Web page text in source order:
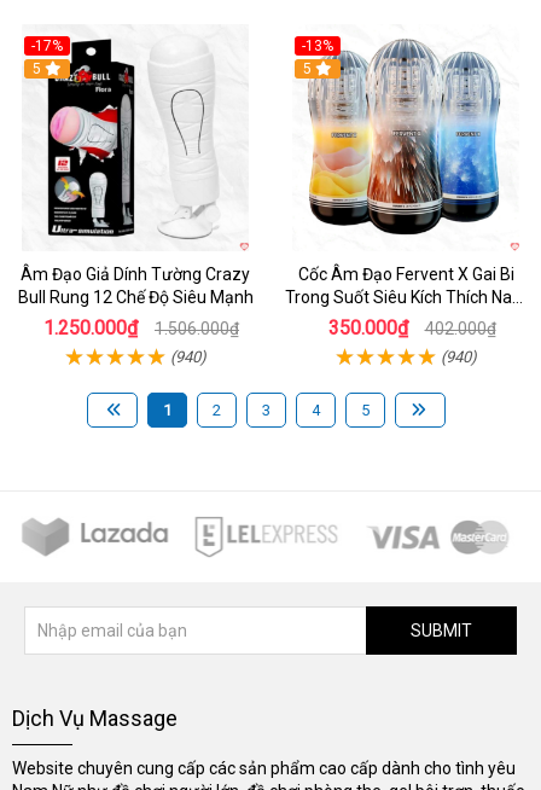
-17%
5
Âm Đạo Giả Dính Tường Crazy
Bull Rung 12 Chế Độ Siêu Mạnh
1.250.000₫ 1.506.000₫
(940)
-13%
Hot
5
Cốc Âm Đạo Fervent X Gai Bi
Trong Suốt Siêu Kích Thích Nam
Giới
350.000₫ 402.000₫
(940)
1 2 3 4 5
SUBMIT
Dịch Vụ Massage
Website chuyên cung cấp các sản phẩm cao cấp dành cho tình yêu